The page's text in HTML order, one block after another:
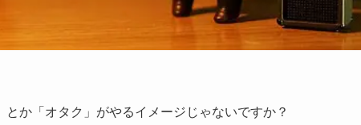
か「オタク」がやるイメージじゃないですか？